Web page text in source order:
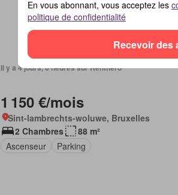
Il y a 4 jours, 6 heures sur Renthero
1 150 €/mois
Sint-lambrechts-woluwe, Bruxelles
2 Chambres
88 m²
Ascenseur
Parking
En vous abonnant, vous acceptez les
politique de confidentialité
Recevoir des